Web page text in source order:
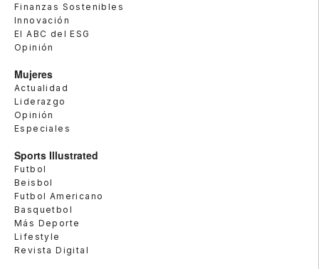
Finanzas Sostenibles
Innovación
El ABC del ESG
Opinión
Mujeres
Actualidad
Liderazgo
Opinión
Especiales
Sports Illustrated
Futbol
Beisbol
Futbol Americano
Basquetbol
Más Deporte
Lifestyle
Revista Digital